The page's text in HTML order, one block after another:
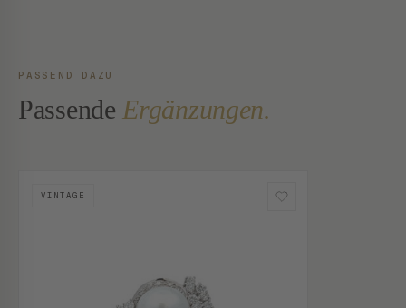
PASSEND DAZU
Passende Ergänzungen.
VINTAGE